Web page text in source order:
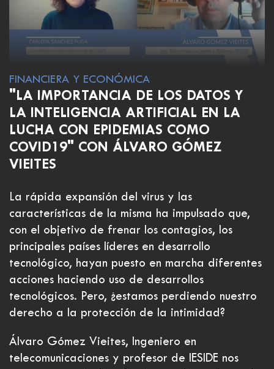
FINANCIERA Y ECONÓMICA
"LA IMPORTANCIA DE LOS DATOS Y
LA INTELIGENCIA ARTIFICIAL EN LA
LUCHA CON EPIDEMIAS COMO
COVID19" CON ÁLVARO GÓMEZ
VIEITES
La rápida expansión del virus y las
características de la misma ha impulsado que,
con el objetivo de frenar los contagios, los
principales países líderes en desarrollo
tecnológico, hayan puesto en marcha diferentes
acciones haciendo uso de desarrollos
tecnológicos. Pero, ¿estamos perdiendo nuestro
derecho a la protección de la intimidad?
Álvaro Gómez Vieites, Ingeniero en
telecomunicaciones y profesor de IESIDE nos